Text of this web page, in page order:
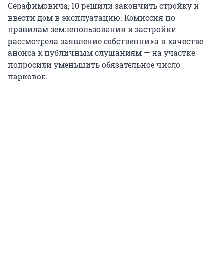
Серафимовича, 10 решили закончить стройку и
ввести дом в эксплуатацию. Комиссия по
правилам землепользования и застройки
рассмотрела заявление собственника в качестве
анонса к публичным слушаниям — на участке
попросили уменьшить обязательное число
парковок.